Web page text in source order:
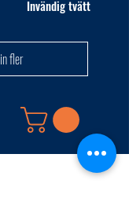
Invändig tvätt
fler